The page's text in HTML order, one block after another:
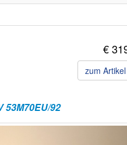
€
zum
53M70EU/92